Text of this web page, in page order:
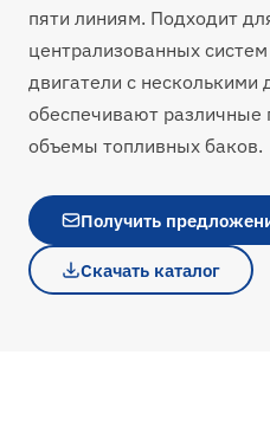
пяти линиям. Подходит
централизованных
двигатели с несколькими
обеспечивают различные
объемы топливных баков.
Получить
Скачать каталог